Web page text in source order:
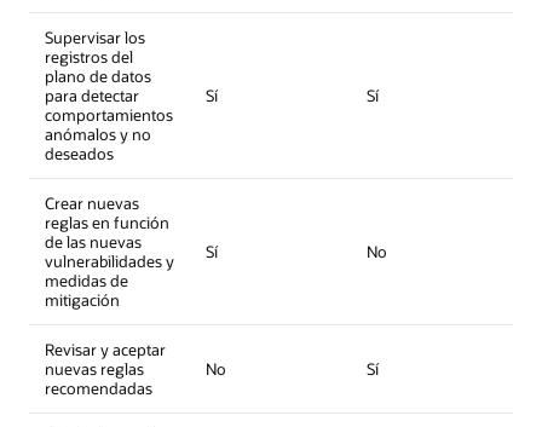
Supervisar los
registros del
plano de datos
para detectar
comportamientos
anómalos y no
deseados
Sí Sí
Crear nuevas
reglas en función
de las nuevas
vulnerabilidades y
medidas de
mitigación
Sí No
Revisar y aceptar
nuevas reglas
recomendadas
No Sí